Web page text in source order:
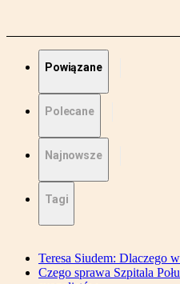
Powiązane
Polecane
Najnowsze
Tagi
Teresa Siudem: Dlaczego
Czego sprawa Szpitala